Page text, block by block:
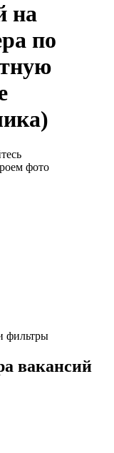
на
по
фото
фильтры
вакансий